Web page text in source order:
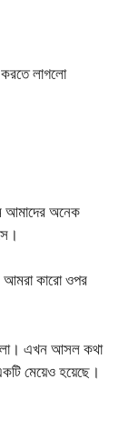
লাগলো
আমাদের অনেক
আমরা কারো ওপর
এখন আসল কথা
মেয়েও হয়েছে।